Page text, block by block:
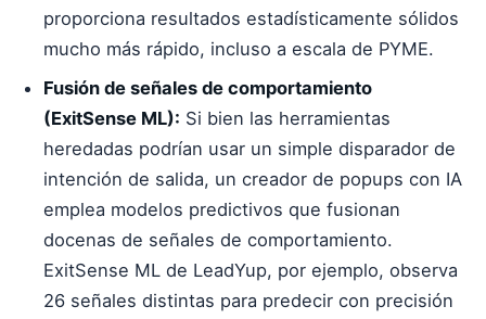
proporciona resultados estadísticamente sólidos
mucho más rápido, incluso a escala de PYME.
Fusión de señales de comportamiento
(ExitSense ML): Si bien las herramientas
heredadas podrían usar un simple disparador de
intención de salida, un creador de popups con IA
emplea modelos predictivos que fusionan
docenas de señales de comportamiento.
ExitSense ML de LeadYup, por ejemplo, observa
26 señales distintas para predecir con precisión